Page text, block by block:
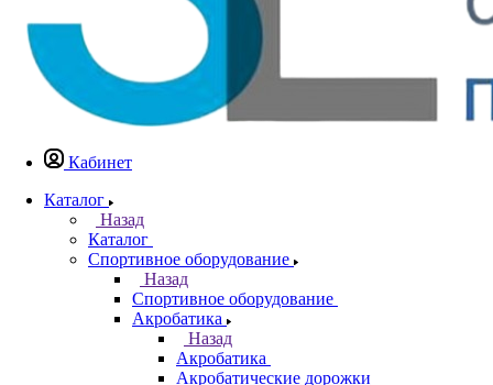
Кабинет
Каталог
Назад
Каталог
Спортивное оборудование
Назад
Спортивное оборудование
Акробатика
Назад
Акробатика
Акробатические дорожки